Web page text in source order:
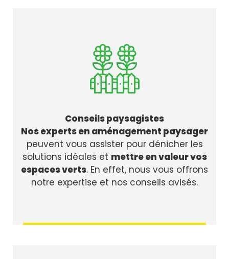
Conseils paysagistes
Nos experts en aménagement paysager
peuvent vous assister pour dénicher les
solutions idéales et mettre en valeur vos
espaces verts. En effet, nous vous offrons
notre expertise et nos conseils avisés.